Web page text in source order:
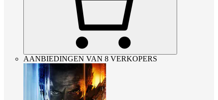
AANBIEDINGEN VAN 8 VERKOPERS